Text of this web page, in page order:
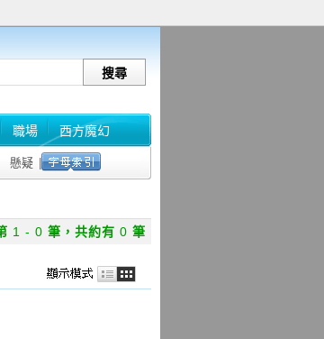
職場 西方魔幻
懸疑
1 - 0 筆，共約有 0 筆